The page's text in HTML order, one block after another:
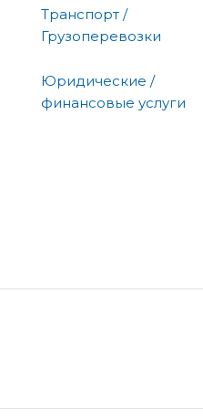
Транспорт /
Грузоперевозки
Юридические /
финансовые услуги